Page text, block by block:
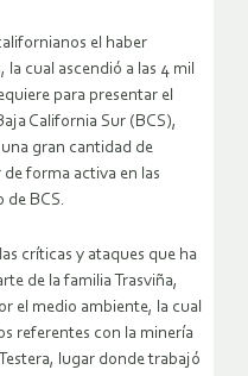
el haber
cual ascendió a las 4 mil
para presentar el
California Sur (BCS),
gran cantidad de
forma activa en las
BCS.
críticas y ataques que ha
de la familia Trasviña,
el medio ambiente, la cual
referentes con la minería
lugar donde trabajó